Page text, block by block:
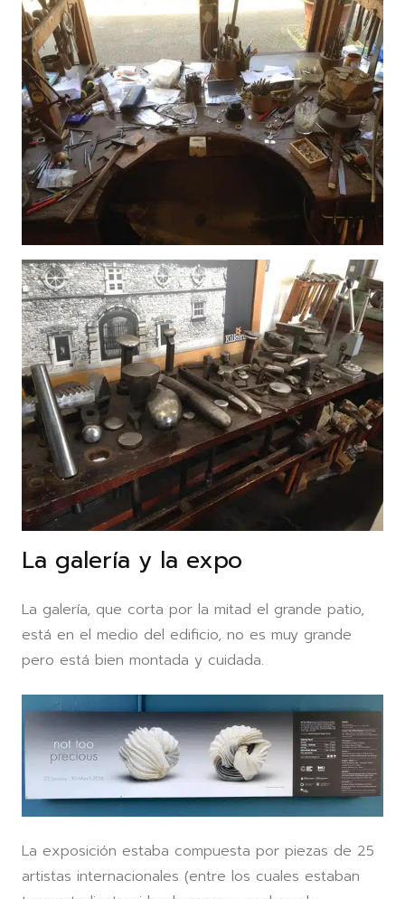
La galería y la expo
La galería, que corta por la mitad el grande patio,
está en el medio del edificio, no es muy grande
pero está bien montada y cuidada.
La exposición estaba compuesta por piezas de 25
artistas internacionales (entre los cuales estaban